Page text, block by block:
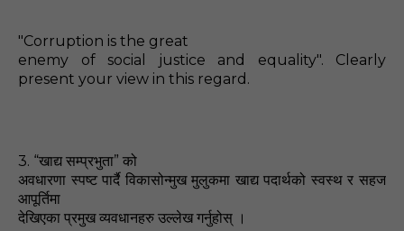
"Corruption is the great
enemy of social justice and equality". Clearly
present your view in this regard.
3. “खाद्य सम्प्रभुता” को
अवधारणा स्पष्ट पार्दै विकासोन्मुख मुलुकमा खाद्य पदार्थको स्वस्थ र सहज
आपूर्तिमा
देखिएका प्रमुख व्यवधानहरु उल्लेख गर्नुहोस्‌ ।